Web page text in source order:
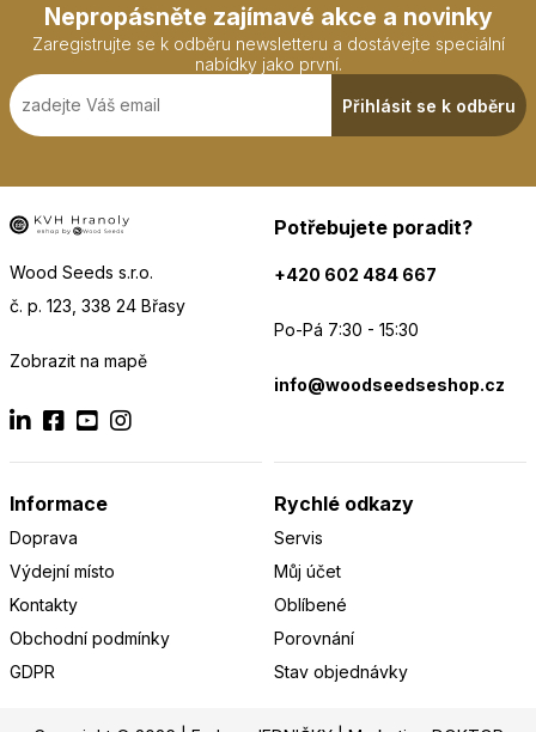
Nepropásněte zajímavé akce a novinky
Zaregistrujte se k odběru newsletteru a dostávejte speciální
nabídky jako první.
Přihlásit se k odběru
Wood Seeds s.r.o.
č. p. 123, 338 24 Břasy
Zobrazit na mapě
Potřebujete poradit?
+420 602 484 667
Po-Pá 7:30 - 15:30
info@woodseedseshop.cz
Informace
Doprava
Výdejní místo
Kontakty
Obchodní podmínky
GDPR
Rychlé odkazy
Servis
Můj účet
Oblíbené
Porovnání
Stav objednávky